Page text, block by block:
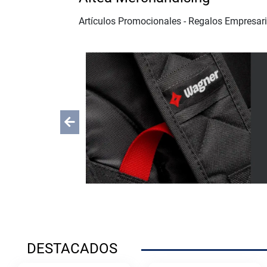
Artículos Promocionales - Regalos
Previous
DESTACADOS